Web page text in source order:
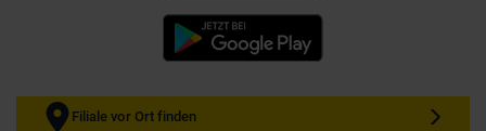
Filiale vor Ort finden